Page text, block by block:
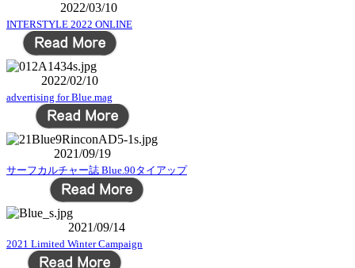
2022/03/10
INTERSTYLE 2022 ONLINE
2022/02/10
advertising for Blue.mag
2021/09/19
サーフカルチャー誌 Blue.90タイアップ
2021/09/14
2021 Limited Winter Campaign